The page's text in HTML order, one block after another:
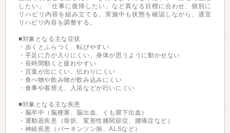
したい」「仕事に復帰したい」など異なる目標に合わせ、個別に
リハビリ内容を組み立てる。実施中も状態を確認しながら、適宜
リハビリ内容を調整する。
■対象となる主な症状
・歩くとふらつく、転びやすい
・手足に力が入りにくい、身体が思うように動かせない
・長時間動くと疲れやすい
・言葉が出にくい、伝わりにくい
・食べ物や飲み物が飲み込みにくい
・食事や着替え、入浴などが行いにくい
■対象となる主な疾患
・脳卒中（脳梗塞、脳出血、くも膜下出血）
・運動器疾患（骨折、変形性膝関節症、腰痛症など）
・神経疾患（パーキンソン病、ALSなど）